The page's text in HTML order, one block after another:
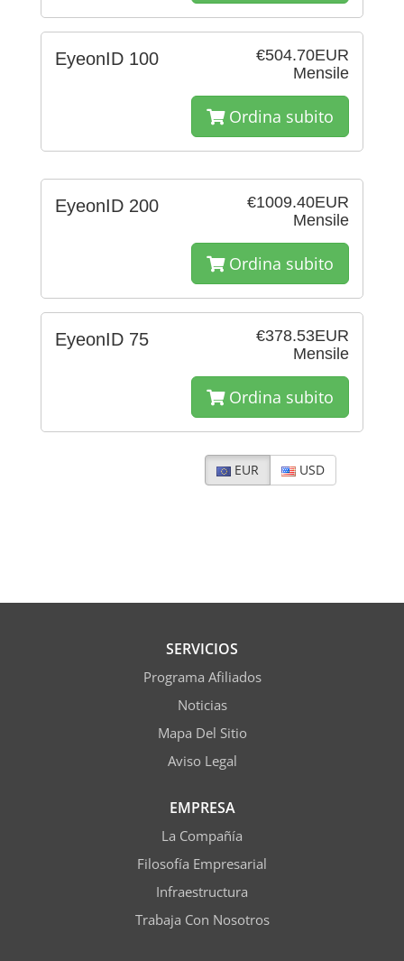
€504.70EUR
Mensile
EyeonID 100
Ordina subito
€1009.40EUR
Mensile
EyeonID 200
Ordina subito
€378.53EUR
Mensile
EyeonID 75
Ordina subito
EUR USD
SERVICIOS
Programa Afiliados
Noticias
Mapa Del Sitio
Aviso Legal
EMPRESA
La Compañía
Filosofía Empresarial
Infraestructura
Trabaja Con Nosotros